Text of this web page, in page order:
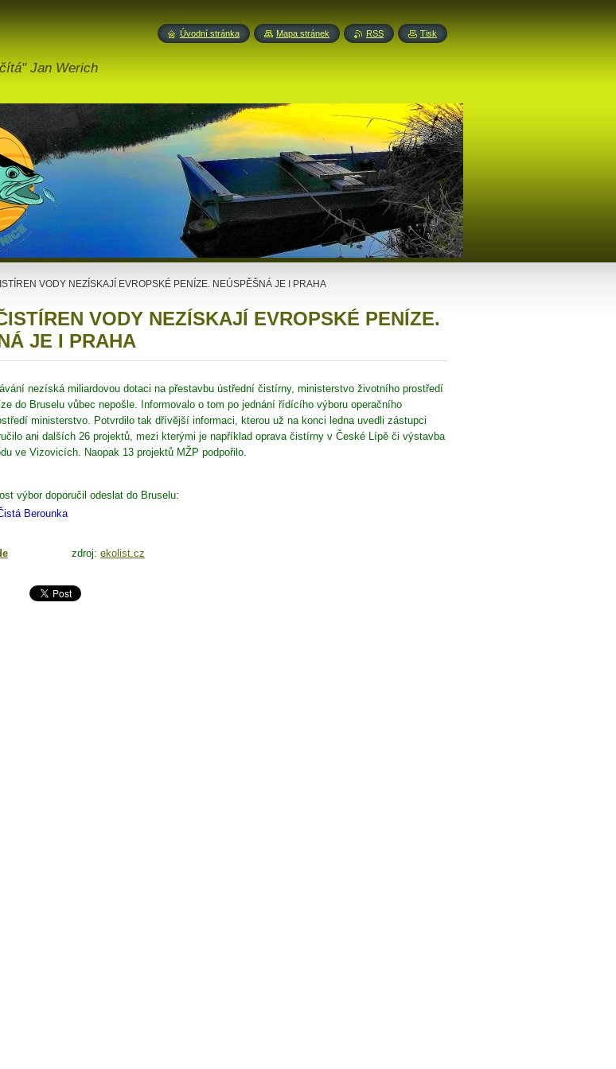
Jan Werich
VODY NEZÍSKAJÍ EVROPSKÉ PENÍZE. NEÚSPĚŠNÁ JE I PRAHA
VODY NEZÍSKAJÍ EVROPSKÉ PENÍZE.
JE I PRAHA
nezíská miliardovou dotaci na přestavbu ústřední čistírny, ministerstvo životního prostředí
do Bruselu vůbec nepošle. Informovalo o tom po jednání řídícího výboru operačního
ministerstvo. Potvrdilo tak dřívější informaci, kterou už na konci ledna uvedli zástupci
ani dalších 26 projektů, mezi kterými je například oprava čistírny v České Lípě či výstavba
ve Vizovicích. Naopak 13 projektů MŽP podpořilo.
výbor doporučil odeslat do Bruselu:
Berounka
zdroj: ekolist.cz
Úvodní stránka Mapa stránek RSS Tisk